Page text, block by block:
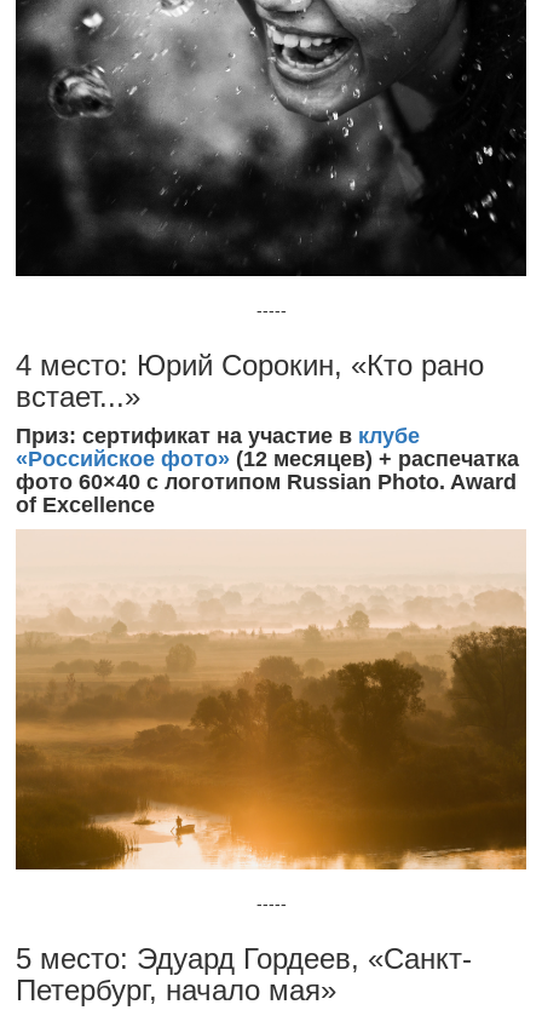
-----
4 место: Юрий Сорокин, «Кто рано
встает...»
Приз: сертификат на участие в клубе
«Российское фото» (12 месяцев) + распечатка
фото 60×40 с логотипом Russian Photo. Award
of Excellence
-----
5 место: Эдуард Гордеев, «Санкт-
Петербург, начало мая»